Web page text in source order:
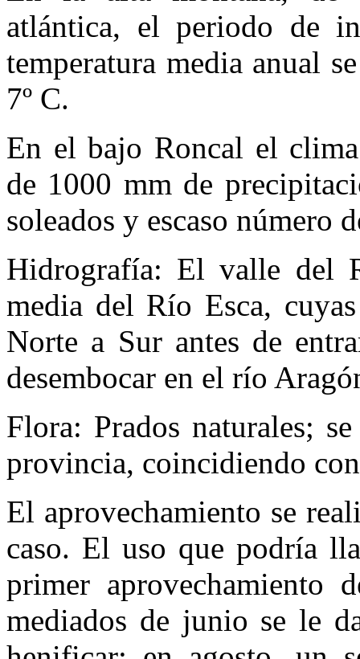
atlántica, el periodo de
temperatura media anual
7º C.
En el bajo Roncal el
de 1000 mm de
soleados y escaso número
Hidrografía: El valle del
media del Río Esca,
Norte a Sur antes de
desembocar en el río
Flora: Prados naturales;
provincia, coincidiendo
El aprovechamiento se
caso. El uso que podría
primer aprovechamiento
mediados de junio se le